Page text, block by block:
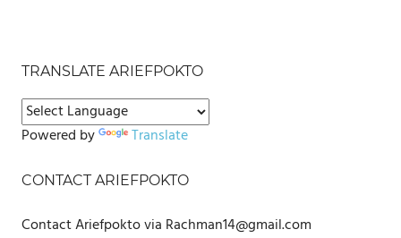
TRANSLATE ARIEFPOKTO
Powered by Translate
CONTACT ARIEFPOKTO
Contact Ariefpokto via Rachman14@gmail.com